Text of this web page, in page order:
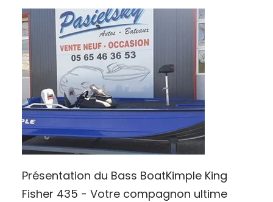
Présentation du Bass BoatKimple King
Fisher 435 - Votre compagnon ultime